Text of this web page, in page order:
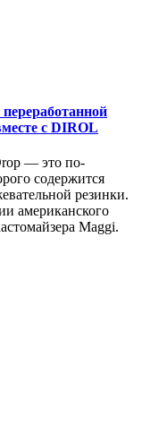
с DIROL
— это по-
содержится
резинки.
американского
Maggi.